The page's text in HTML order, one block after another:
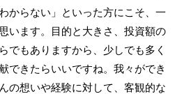
からない」といった方にこそ、一
います。目的と大きさ、投資額の
でもありますから、少しでも多く
できたらいいですね。我々ができ
の想いや経験に対して、客観的な